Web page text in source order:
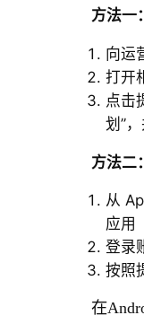
方法一
向运
打开
点击
划”
方法二
从
应用
登录
按照
在